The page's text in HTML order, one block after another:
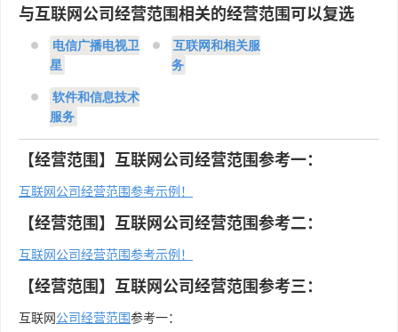
与互联网公司经营范围相关的经营范围可以复选
电信广播电视卫
星
互联网和相关服
务
软件和信息技术
服务
【经营范围】互联网公司经营范围参考一：
互联网公司经营范围参考示例！
【经营范围】互联网公司经营范围参考二：
互联网公司经营范围参考示例！
【经营范围】互联网公司经营范围参考三：
互联网公司经营范围参考一：